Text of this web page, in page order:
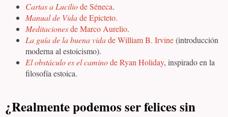
Cartas a Luciliode Séneca.
Manual de Vidade Epicteto.
Meditacionesde Marco Aurelio.
La guía de la buena vidade William B. Irvine(introducción
moderna al estoicismo).
El obstáculo es el caminode Ryan Holiday, inspirado en la
filosofía estoica.
¿Realmente podemos ser felices sin